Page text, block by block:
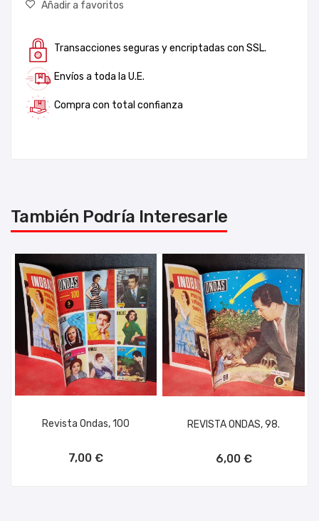
Añadir a favoritos
Transacciones seguras y encriptadas con SSL.
Envíos a toda la U.E.
Compra con total confianza
También Podría Interesarle
Revista Ondas, 100
7,00 €
REVISTA ONDAS, 98.
6,00 €